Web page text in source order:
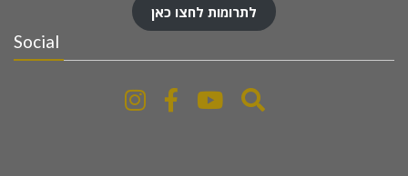
לתרומות לחצו כאן
Social